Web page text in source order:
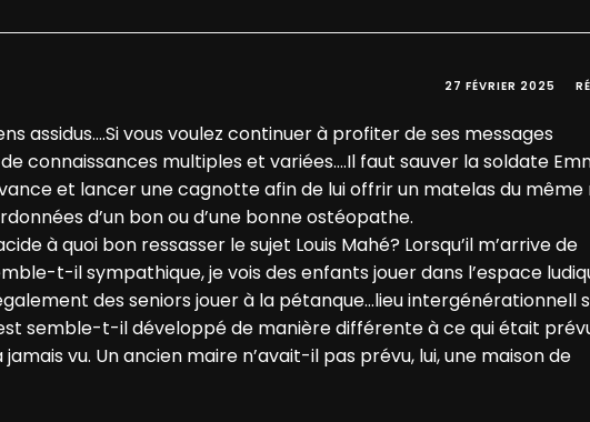
27 FÉVRIER 2025
assidus….Si vous voulez continuer à profiter de ses messages
connaissances multiples et variées….Il faut sauver la soldate
et lancer une cagnotte afin de lui offrir un matelas du même
d’un bon ou d’une bonne ostéopathe.
à quoi bon ressasser le sujet Louis Mahé? Lorsqu’il m’arrive de
t-il sympathique, je vois des enfants jouer dans l’espace
des seniors jouer à la pétanque…lieu intergénérationnell
semble-t-il développé de manière différente à ce qui était
vu. Un ancien maire n’avait-il pas prévu, lui, une maison de